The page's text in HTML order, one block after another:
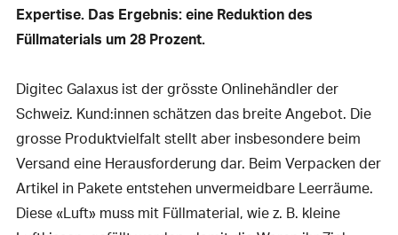
Expertise. Das Ergebnis: eine Reduktion des
Füllmaterials um 28 Prozent.
Digitec Galaxus ist der grösste Onlinehändler der
Schweiz. Kund:innen schätzen das breite Angebot. Die
grosse Produktvielfalt stellt aber insbesondere beim
Versand eine Herausforderung dar. Beim Verpacken der
Artikel in Pakete entstehen unvermeidbare Leerräume.
Diese «Luft» muss mit Füllmaterial, wie z. B. kleine